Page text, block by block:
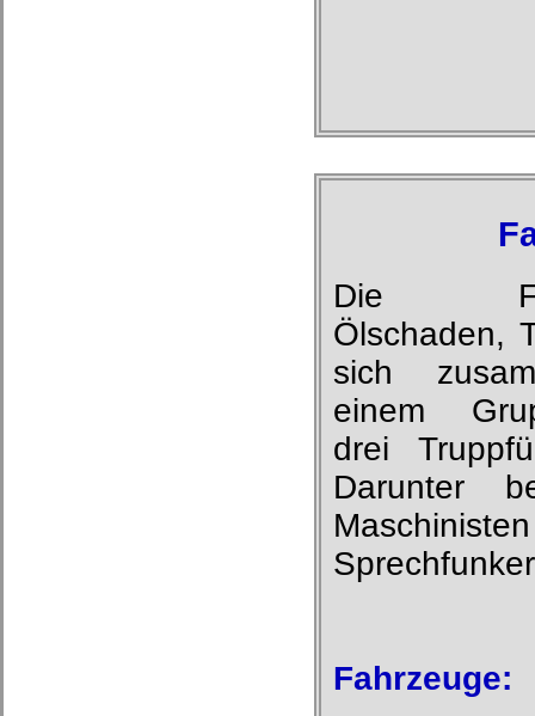
Die
Ölschaden,
sich
einem
drei
Darunter
Fahrzeuge: